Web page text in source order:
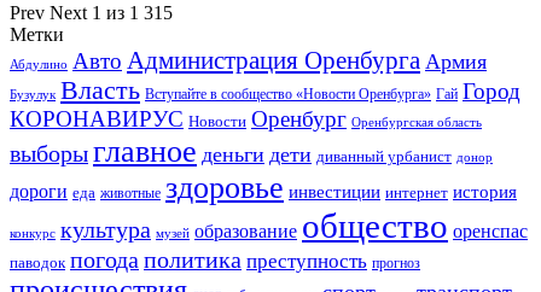
Prev Next 1 из 1 315
Метки
Абдулино Авто Администрация Оренбурга Армия
Бузулук Власть Вступайте в сообщество «Новости Оренбурга» Гай Город
КОРОНАВИРУС Новости Оренбург Оренбургская область
выборыглавное деньги дети диванный урбанист донор
дороги еда животные здоровье инвестиции интернет история
конкурс культура музей образование общество оренспас
паводок погода политика преступность прогноз